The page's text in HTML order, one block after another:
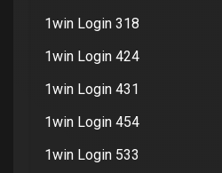
1win Login 318
1win Login 424
1win Login 431
1win Login 454
1win Login 533